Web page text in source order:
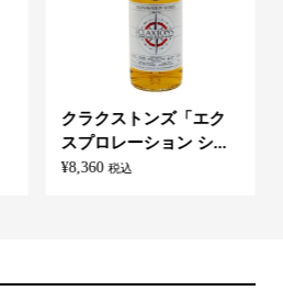
クラクストンズ「エク
スプロレーション シ...
¥8,360 税込